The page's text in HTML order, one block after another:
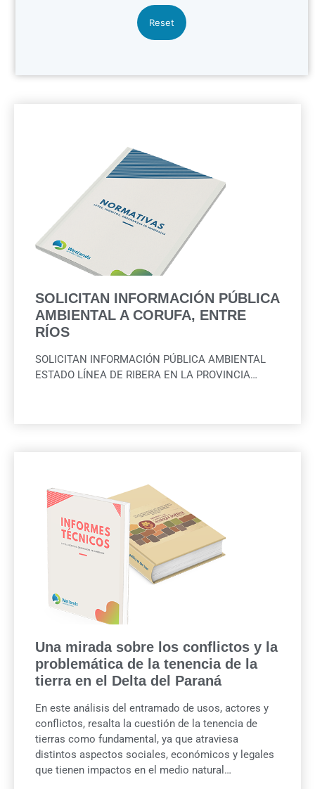
Reset
SOLICITAN INFORMACIÓN PÚBLICA
AMBIENTAL A CORUFA, ENTRE
RÍOS
SOLICITAN INFORMACIÓN PÚBLICA AMBIENTAL
ESTADO LÍNEA DE RIBERA EN LA PROVINCIA…
Una mirada sobre los conflictos y la
problemática de la tenencia de la
tierra en el Delta del Paraná
En este análisis del entramado de usos, actores y
conflictos, resalta la cuestión de la tenencia de
tierras como fundamental, ya que atraviesa
distintos aspectos sociales, económicos y legales
que tienen impactos en el medio natural…